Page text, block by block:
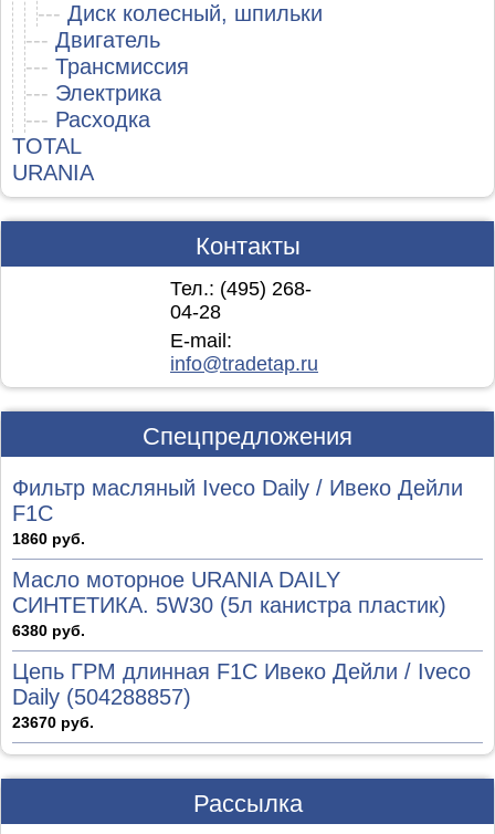
--- Диск колесный, шпильки
--- Двигатель
--- Трансмиссия
--- Электрика
--- Расходка
TOTAL
URANIA
Контакты
Тел.: (495) 268-
04-28
E-mail:
info@tradetap.ru
Спецпредложения
Фильтр масляный Iveco Daily / Ивеко Дейли
F1C
1860 руб.
Масло моторное URANIA DAILY
СИНТЕТИКА. 5W30 (5л канистра пластик)
6380 руб.
Цепь ГРМ длинная F1C Ивеко Дейли / Iveco
Daily (504288857)
23670 руб.
Рассылка